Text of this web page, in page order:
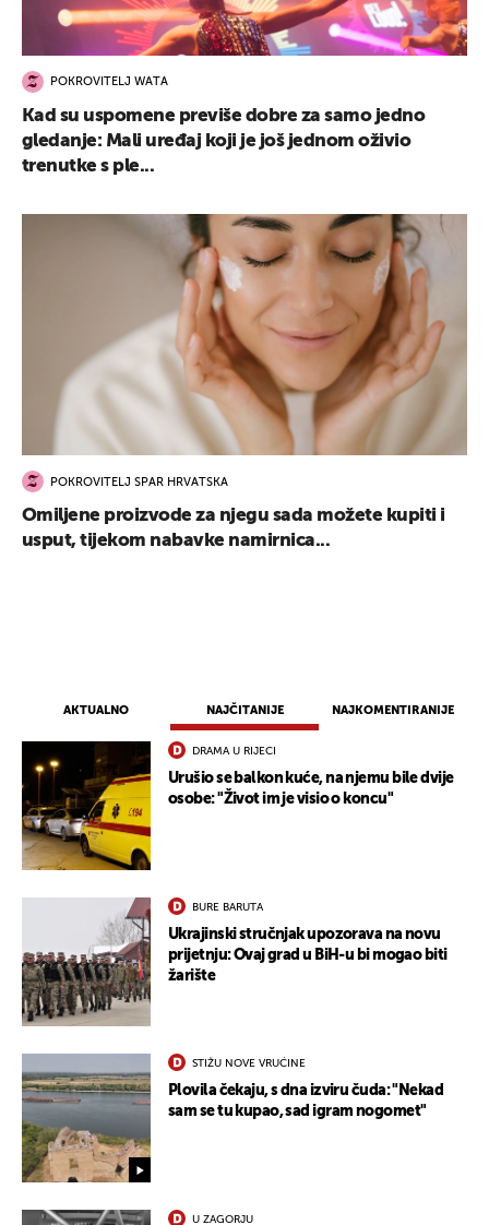
AKTUALNO NAJČITANIJE NAJKOMENTIRANIJE
DRAMA U RIJECI
Urušio se balkon kuće, na njemu bile dvije
osobe: "Život im je visio o koncu"
BURE BARUTA
Ukrajinski stručnjak upozorava na novu
prijetnju: Ovaj grad u BiH-u bi mogao biti
žarište
STIŽU NOVE VRUĆINE
Plovila čekaju, s dna izviru čuda: "Nekad
sam se tu kupao, sad igram nogomet"
U ZAGORJU
POKROVITELJ WATA
Kad su uspomene previše dobre za samo jedno
gledanje: Mali uređaj koji je još jednom oživio
trenutke s ple...
POKROVITELJ SPAR HRVATSKA
Omiljene proizvode za njegu sada možete kupiti i
usput, tijekom nabavke namirnica...